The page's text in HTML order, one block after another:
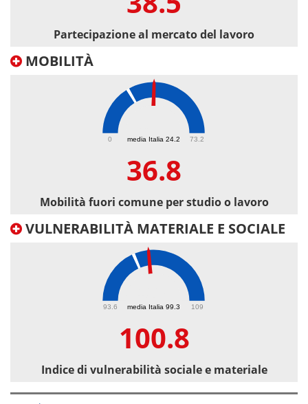
Partecipazione al mercato del lavoro
MOBILITÀ
media Italia 24.2
0 73.2
36.8
Mobilità fuori comune per studio o lavoro
VULNERABILITÀ MATERIALE E SOCIALE
media Italia 99.3
93.6 109
100.8
Indice di vulnerabilità sociale e materiale